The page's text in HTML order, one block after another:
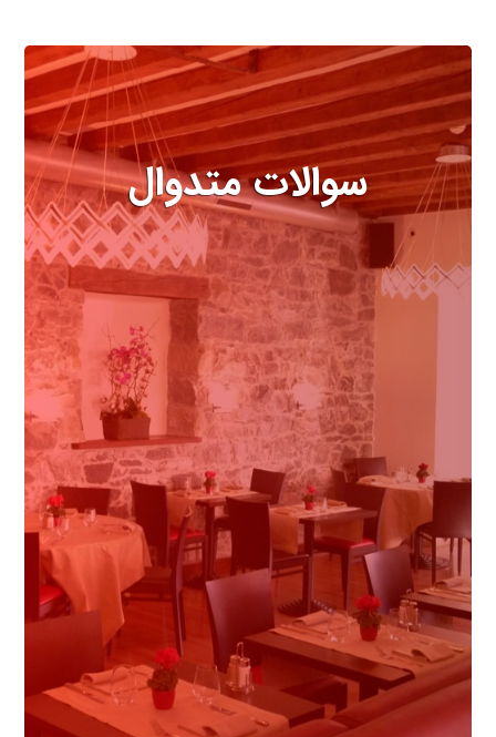
سوالات متدوال
مهمترین سوالاتی که درباره هتل
باید بدانید